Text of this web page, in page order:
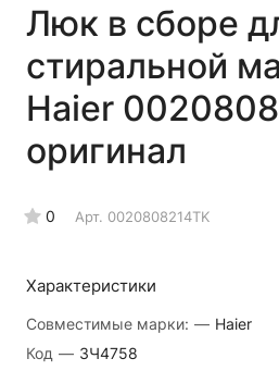
Люк в сборе
стиральной
Haier
оригинал
0 Арт. 0020808214TK
Характеристики
Совместимые марки: — Haier
Код — ЗЧ4758